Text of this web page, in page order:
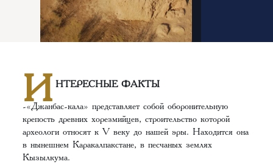
И НТЕРЕСНЫЕ ФАКТЫ
-«Джанбас-кала» представляет собой оборонительную
крепость древних хорезмийцев, строительство которой
археологи относят к V веку до нашей эры. Находится она
в нынешнем Каракалпакстане, в песчаных землях
Кызылкума.